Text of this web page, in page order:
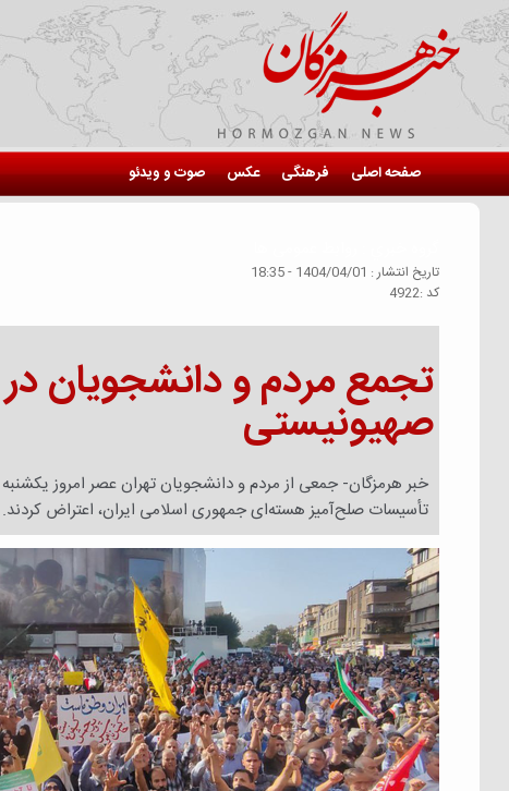
صفحه اصلی فرهنگی عکس صوت و ویدئو
تاريخ انتشار : 1404/04/01 - 18:35
كد :4922
تجمع مردم و دانشجویان
صهیونیستی
تأسیسات صلح‌آمیز هسته‌ای جمهوری اسلامی ایران، اعتراض کردند.